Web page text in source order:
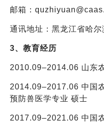
邮箱：
通讯地址：黑龙江省哈
3、教育经历
2010.09–2014.06 山东
2014.09–2017.06 中国
预防兽医学专业 硕士
2017.09–2021.06 中国